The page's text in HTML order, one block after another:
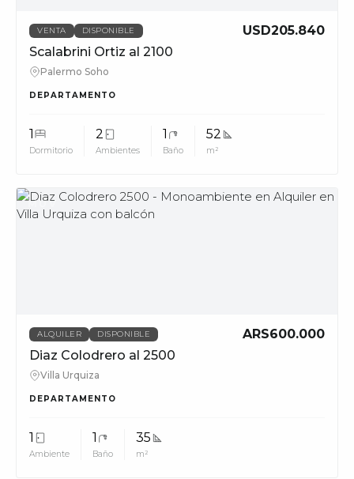
VENTA DISPONIBLE
USD205.840
Scalabrini Ortiz al 2100
Palermo Soho
DEPARTAMENTO
1
Dormitorio
2
Ambientes
1
Baño
52
m²
MUV
ALQUILER DISPONIBLE
ARS600.000
Diaz Colodrero al 2500
Villa Urquiza
DEPARTAMENTO
1
Ambiente
1
Baño
35
m²